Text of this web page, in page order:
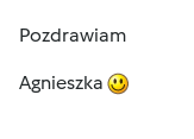
Pozdrawiam
Agnieszka